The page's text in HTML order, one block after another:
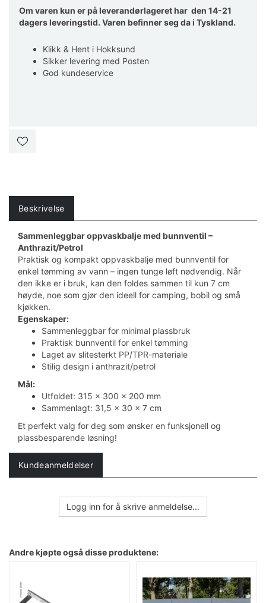
Om varen kun er på leverandørlageret har den 14-21
dagers leveringstid. Varen befinner seg da i Tyskland.
Klikk & Hent i Hokksund
Sikker levering med Posten
God kundeservice
Beskrivelse
Sammenleggbar oppvaskbalje med bunnventil –
Anthrazit/Petrol
Praktisk og kompakt oppvaskbalje med bunnventil for
enkel tømming av vann – ingen tunge løft nødvendig. Når
den ikke er i bruk, kan den foldes sammen til kun 7 cm
høyde, noe som gjør den ideell for camping, bobil og små
kjøkken.
Egenskaper:
Sammenleggbar for minimal plassbruk
Praktisk bunnventil for enkel tømming
Laget av slitesterkt PP/TPR-materiale
Stilig design i anthrazit/petrol
Mål:
Utfoldet: 315 x 300 x 200 mm
Sammenlagt: 31,5 x 30 x 7 cm
Et perfekt valg for deg som ønsker en funksjonell og
plassbesparende løsning!
Kundeanmeldelser
Logg inn for å skrive anmeldelse...
Andre kjøpte også disse produktene: